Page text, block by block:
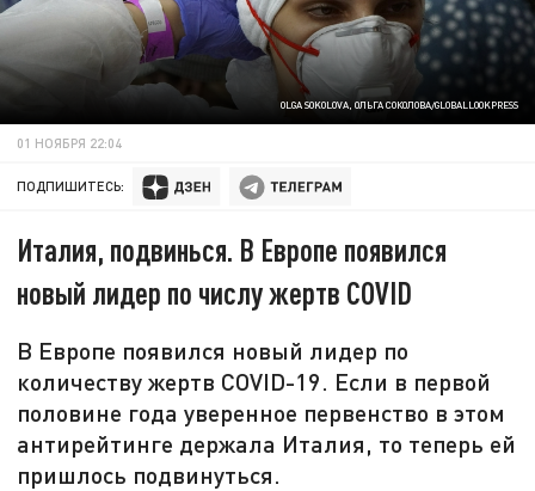
OLGA SOKOLOVA, ОЛЬГА СОКОЛОВА/GLOBALLOOKPRESS
01 НОЯБРЯ 22:04
ПОДПИШИТЕСЬ:
Италия, подвинься. В Европе появился
новый лидер по числу жертв COVID
В Европе появился новый лидер по
количеству жертв COVID-19. Если в первой
половине года уверенное первенство в этом
антирейтинге держала Италия, то теперь ей
пришлось подвинуться.